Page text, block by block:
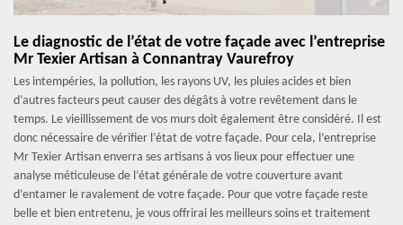
Le diagnostic de l’état de votre façade avec l’entreprise
Mr Texier Artisan à Connantray Vaurefroy
Les intempéries, la pollution, les rayons UV, les pluies acides et bien
d’autres facteurs peut causer des dégâts à votre revêtement dans le
temps. Le vieillissement de vos murs doit également être considéré. Il est
donc nécessaire de vérifier l’état de votre façade. Pour cela, l’entreprise
Mr Texier Artisan enverra ses artisans à vos lieux pour effectuer une
analyse méticuleuse de l’état générale de votre couverture avant
d’entamer le ravalement de votre façade. Pour que votre façade reste
belle et bien entretenu, je vous offrirai les meilleurs soins et traitement